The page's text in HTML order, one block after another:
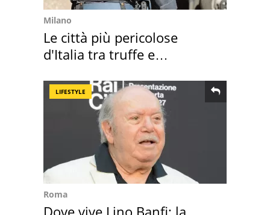
Milano
Le città più pericolose
d'Italia tra truffe e
LIFESTYLE
Roma